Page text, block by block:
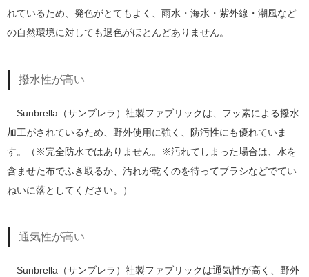
れているため、発色がとてもよく、雨水・海水・紫外線・潮風など
の自然環境に対しても退色がほとんどありません。
撥水性が高い
Sunbrella（サンブレラ）社製ファブリックは、フッ素による撥水
加工がされているため、野外使用に強く、防汚性にも優れていま
す。（※完全防水ではありません。※汚れてしまった場合は、水を
含ませた布でふき取るか、汚れが乾くのを待ってブラシなどでてい
ねいに落としてください。）
通気性が高い
Sunbrella（サンブレラ）社製ファブリックは通気性が高く、野外